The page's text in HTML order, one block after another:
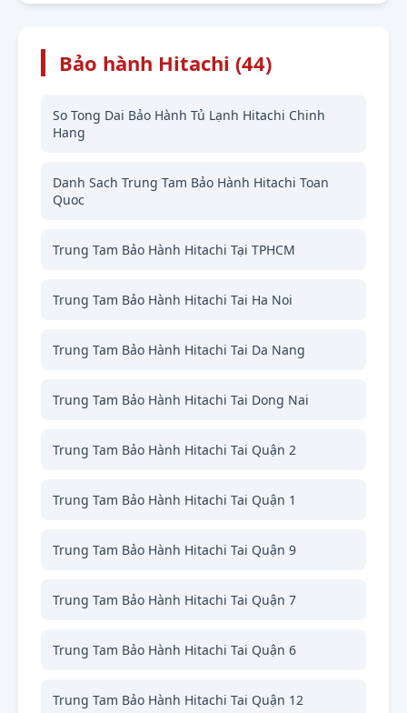
Bảo hành Hitachi (44)
So Tong Dai Bảo Hành Tủ Lạnh Hitachi Chinh
Hang
Danh Sach Trung Tam Bảo Hành Hitachi Toan
Quoc
Trung Tam Bảo Hành Hitachi Tại TPHCM
Trung Tam Bảo Hành Hitachi Tai Ha Noi
Trung Tam Bảo Hành Hitachi Tai Da Nang
Trung Tam Bảo Hành Hitachi Tai Dong Nai
Trung Tam Bảo Hành Hitachi Tai Quận 2
Trung Tam Bảo Hành Hitachi Tai Quận 1
Trung Tam Bảo Hành Hitachi Tai Quận 9
Trung Tam Bảo Hành Hitachi Tai Quận 7
Trung Tam Bảo Hành Hitachi Tai Quận 6
Trung Tam Bảo Hành Hitachi Tai Quận 12